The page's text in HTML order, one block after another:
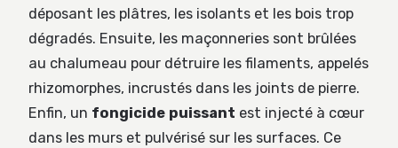
déposant les plâtres, les isolants et les bois trop
dégradés. Ensuite, les maçonneries sont brûlées
au chalumeau pour détruire les filaments, appelés
rhizomorphes, incrustés dans les joints de pierre.
Enfin, un fongicide puissant est injecté à cœur
dans les murs et pulvérisé sur les surfaces. Ce